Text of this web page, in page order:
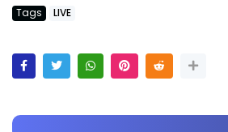
Tags LIVE